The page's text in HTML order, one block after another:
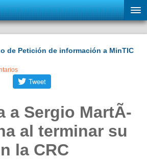
a Sergio MartÃ­
al terminar su
la CRC